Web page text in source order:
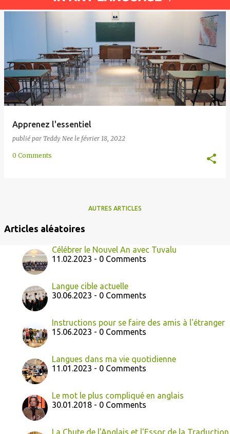
i
s
Apprenez l'essentiel
publié par Teddy Nee le février 18, 2022
0 Comments
AUTRES ARTICLES
Articles aléatoires
Célébrer le Nouvel An avec Tuvalu
11.02.2023 - 0 Comments
Langue cible actuelle
30.06.2023 - 0 Comments
Instructions pour se faire des amis à l'étranger
15.06.2023 - 0 Comments
Langues dans ma vie quotidienne
11.01.2023 - 0 Comments
Le mot le plus compliqué en anglais
30.01.2018 - 0 Comments
La Chute de l'Anglais et l'Essor de la Traduction